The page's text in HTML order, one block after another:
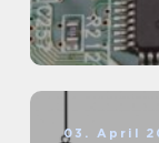
03. April